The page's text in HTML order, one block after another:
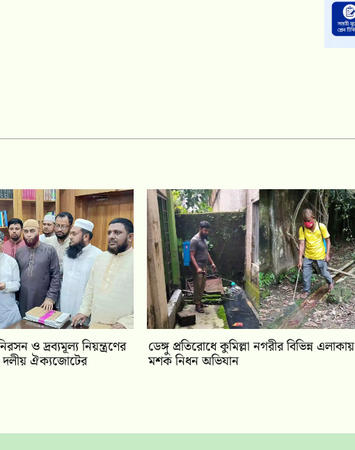
ও দ্রব্যমূল্য নিয়ন্ত্রণের
দলীয় ঐক‍্যজোটের
ডেঙ্গু প্রতিরোধে কুমিল্লা নগরীর বিভিন্ন এলাকায়
মশক নিধন অভিযান